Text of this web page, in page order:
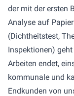
der mit der ersten
Analyse auf
(Dichtheitstest,
Inspektionen)
Arbeiten endet,
kommunale und
Endkunden von